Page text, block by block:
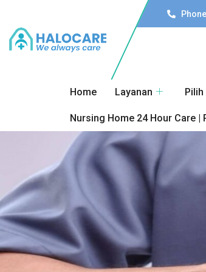
Home Layanan
Nursing Home 24 Hour Care |